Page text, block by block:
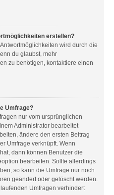
erstellen?
wird durch die
du glaubst, mehr
zu benötigen, kontaktiere einen
Umfrage?
nur vom ursprünglichen
Administrator bearbeitet
ändere den ersten Beitrag
Umfrage verknüpft. Wenn
dann können Benutzer die
bearbeiten. Sollte allerdings
so kann die Umfrage nur noch
geändert oder gelöscht werden.
Umfragen verhindert